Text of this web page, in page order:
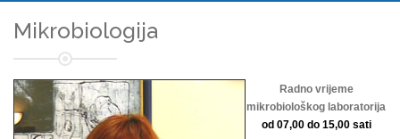
Mikrobiologija
Radno vrijeme
mikrobiološkog laboratorija
od 07,00 do 15,00 sati